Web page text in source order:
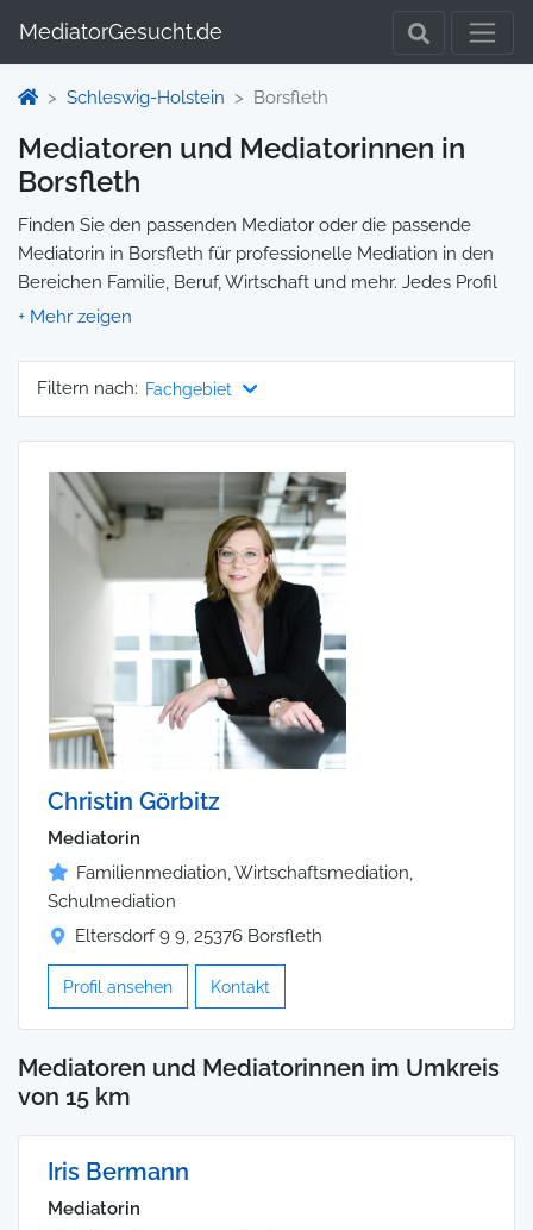
MediatorGesucht.de
Schleswig-Holstein Borsfleth
Mediatoren und Mediatorinnen in
Borsfleth
Finden Sie den passenden Mediator oder die passende
Mediatorin in Borsfleth für professionelle Mediation in den
Bereichen Familie, Beruf, Wirtschaft und mehr. Jedes Profil
enthält Informationen zu Qualifikationen und
Ihre Mediation auswählen und direkt kontaktieren können.
Wir selbst vermitteln keine Mediationen, sondern stellen die
Filtern nach: Fachgebiet
Christin Görbitz
Mediatorin
Familienmediation, Wirtschaftsmediation,
Schulmediation
Eltersdorf 9 9, 25376 Borsfleth
Profil ansehen Kontakt
Mediatoren und Mediatorinnen im Umkreis
von 15 km
Iris Bermann
Mediatorin